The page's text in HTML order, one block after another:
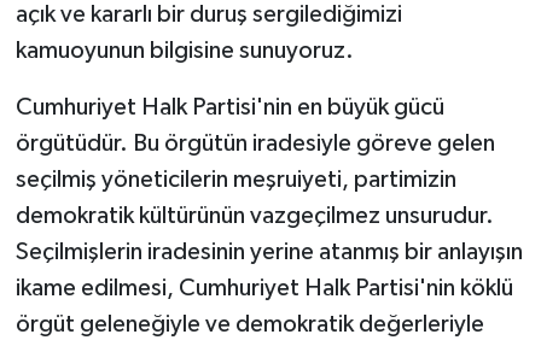
açık ve kararlı bir duruş sergilediğimizi
kamuoyunun bilgisine sunuyoruz.
Cumhuriyet Halk Partisi'nin en büyük gücü
örgütüdür. Bu örgütün iradesiyle göreve gelen
seçilmiş yöneticilerin meşruiyeti, partimizin
demokratik kültürünün vazgeçilmez unsurudur.
Seçilmişlerin iradesinin yerine atanmış bir anlayışın
ikame edilmesi, Cumhuriyet Halk Partisi'nin köklü
örgüt geleneğiyle ve demokratik değerleriyle